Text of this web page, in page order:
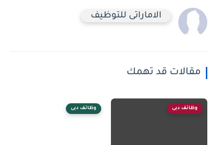
الاماراتى للتوظيف
مقالات قد تهمك
وظائف دبى وظائف دبى